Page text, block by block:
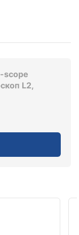
scope
L2,